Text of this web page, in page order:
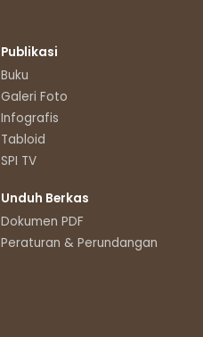
Publikasi
Buku
Galeri Foto
Infografis
Tabloid
SPI TV
Unduh Berkas
Dokumen PDF
Peraturan & Perundangan